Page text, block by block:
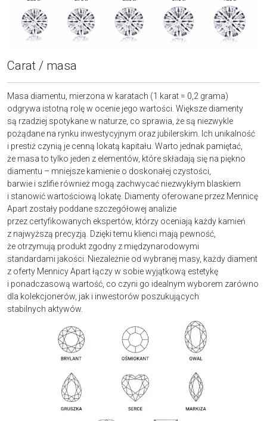
Carat / masa
Masa diamentu, mierzona w karatach (1 karat = 0,2 grama)
odgrywa istotną rolę w ocenie jego wartości. Większe diamenty
są rzadziej spotykane w naturze, co sprawia, że są niezwykle
pożądane na rynku inwestycyjnym oraz jubilerskim. Ich unikalność
i prestiż czynią je cenną lokatą kapitału. Warto jednak pamiętać,
że masa to tylko jeden z elementów, które składają się na piękno
diamentu – mniejsze kamienie o doskonałej czystości,
barwie i szlifie również mogą zachwycać niezwykłym blaskiem
i stanowić wartościową lokatę. Diamenty oferowane przez Mennicę
Apart zostały poddane szczegółowej analizie
przez certyfikowanych ekspertów, którzy oceniają każdy kamień
z najwyższą precyzją. Dzięki temu klienci mają pewność,
że otrzymują produkt zgodny z międzynarodowymi
standardami jakości. Niezależnie od wybranej masy, każdy diament
z oferty Mennicy Apart łączy w sobie wyjątkową estetykę
i ponadczasową wartość, co czyni go idealnym wyborem zarówno
dla kolekcjonerów, jak i inwestorów poszukujących
stabilnych aktywów.